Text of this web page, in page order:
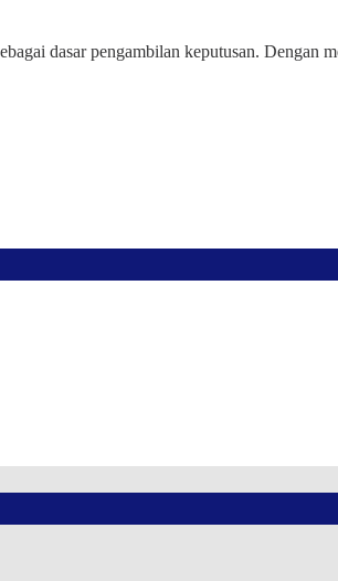
dasar pengambilan keputusan. Dengan